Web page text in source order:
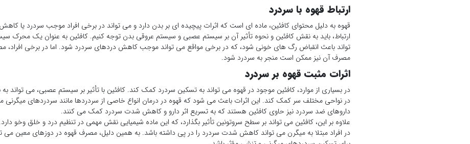
ارتباط قهوه با سردرد
قهوه به دلیل محتوای کافئین، ماده ای است که اثرات پیچیده ای بر بدن دارد و می تواند در برخی افراد موجب سردرد یا
ارتباط، باید به نقش کافئین و نحوه تأثیر آن بر سیستم عصبی و سیستم عروقی بدن توجه کنیم. کافئین به عنوان یک
تواند باعث انقباض رگ های خونی شود، که در برخی مواقع می تواند موجب کاهش دردهای سردرد شود. اما در برخی افراد،
مصرف آن نیز ممکن است منجر به سردرد شود.
اثرات مثبت قهوه بر سردرد
در بسیاری از موارد، کافئین موجود در قهوه می تواند به تسکین سردرد کمک کند. کافئین با تأثیر بر سیستم عصبی، می تواند
در نواحی مختلف سر کمک کند. این اثرات باعث می شود که قهوه در درمان انواع خاصی از سردردها مانند سردردهای میگرنی
داروهای ضد سردرد نیز حاوی کافئین هستند که به تسریع اثر دارو و کاهش شدت سردرد کمک می کنند.
علاوه بر این، کافئین می تواند بر سطح سروتونین تأثیر بگذارد، که این ماده شیمیایی نقش مهمی در تنظیم درد و خلق وخو
در افراد مبتلا به میگرن می تواند کاهش شدت سردرد را در پی داشته باشد. به همین دلیل، مصرف قهوه در دوزهای معین می